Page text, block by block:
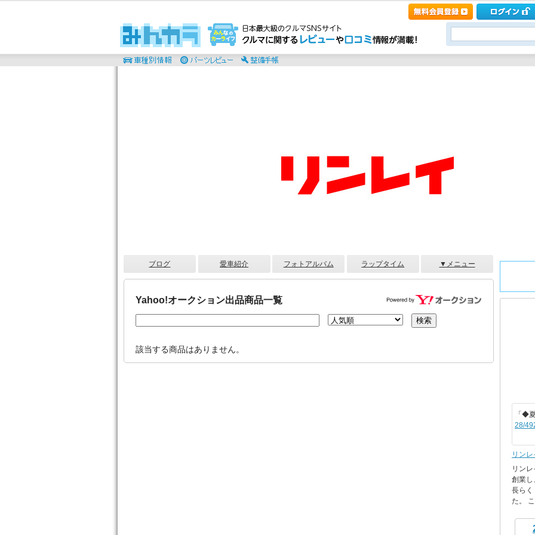
ブログ 愛車紹介 フォトアルバム ラップタイム ▼メニュー
Yahoo!オークション出品商品一覧
該当する商品はありません。
「◆
28/
リンレ
リン
創業し
長らく
た。